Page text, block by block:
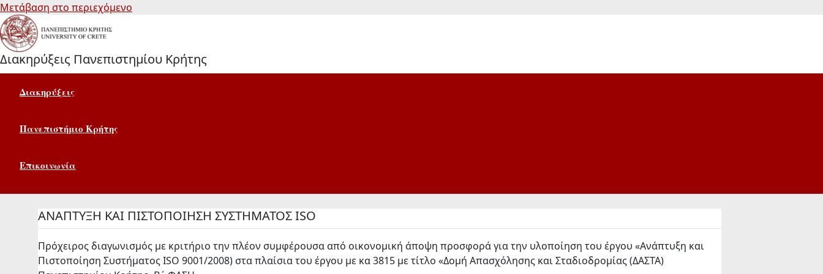
Μετάβαση στο περιεχόμενο
Διακηρύξεις Πανεπιστημίου Κρήτης
Διακηρύξεις
Πανεπιστήμιο Κρήτης
Επικοινωνία
ΑΝΑΠΤΥΞΗ ΚΑΙ ΠΙΣΤΟΠΟΙΗΣΗ ΣΥΣΤΗΜΑΤΟΣ ISO
Πρόχειρος διαγωνισμός με κριτήριο την πλέον συμφέρουσα από οικονομική άποψη προσφορά για την υλοποίηση του έργου «Ανάπτυξη και
Πιστοποίηση Συστήματος ISO 9001/2008) στα πλαίσια του έργου με κα 3815 με τίτλο «Δομή Απασχόλησης και Σταδιοδρομίας (ΔΑΣΤΑ)